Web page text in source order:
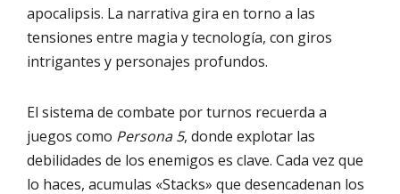
apocalipsis. La narrativa gira en torno a las
tensiones entre magia y tecnología, con giros
intrigantes y personajes profundos.
El sistema de combate por turnos recuerda a
juegos como Persona 5, donde explotar las
debilidades de los enemigos es clave. Cada vez que
lo haces, acumulas «Stacks» que desencadenan los